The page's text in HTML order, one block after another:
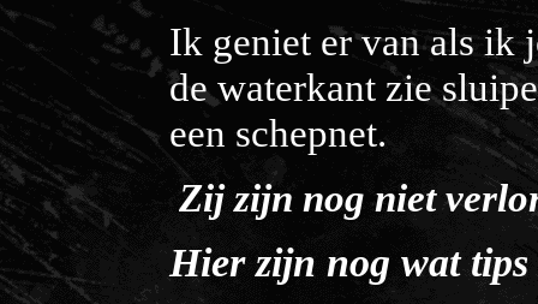
Ik geniet er van als ik
de waterkant zie
een schepnet.
Zij zijn nog niet
Hier zijn nog wat tips